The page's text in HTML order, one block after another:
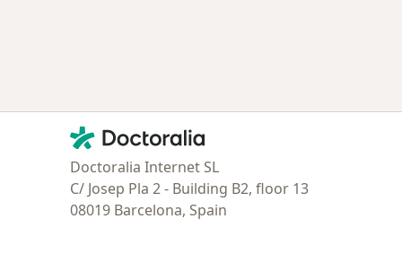
Contacto
Doctoralia - Página de inicio
Doctoralia Internet SL
C/ Josep Pla 2 - Building B2, floor 13
08019 Barcelona, Spain